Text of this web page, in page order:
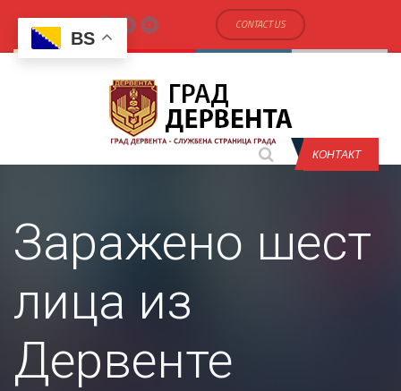
CONTACT US
КОНТАКТ
Заражено шест
лица из
Дервенте
BS